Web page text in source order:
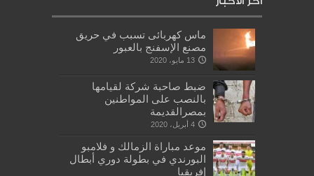
ماس كهربائى تسبب في حريق
مصنع الإسفنج بالعبور
13 مايو، 2020
ضبط صاحبة شركة لقيامها
بالنصب على المواطنين
بمصرالقديمة
4 أبريل، 2020
موعد مباراة الزمالك و فلامبو
البورندي في بطولة دوري أبطال
إفريقيا